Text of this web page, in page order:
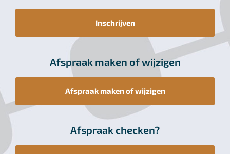
Inschrijven
Afspraak maken of wijzigen
Afspraak maken of wijzigen
Afspraak checken?